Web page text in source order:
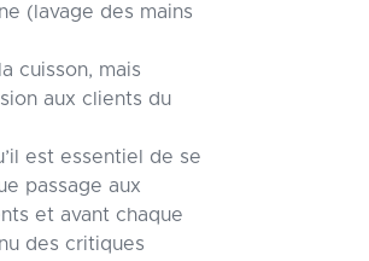
(lavage des mains
cuisson, mais
aux clients du
est essentiel de se
passage aux
et avant chaque
des critiques